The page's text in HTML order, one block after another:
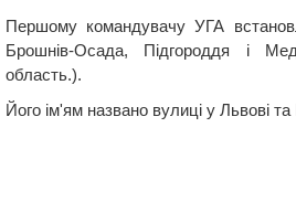
Першому командувачу УГА
Брошнів-Осада, Підгороддя і
область.).
Його ім'ям названо вулиці у Львові та